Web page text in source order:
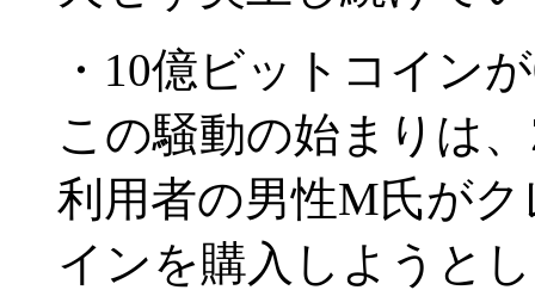
・10億ビットコイン
この騒動の始まりは
利用者の男性M氏が
インを購入しようと